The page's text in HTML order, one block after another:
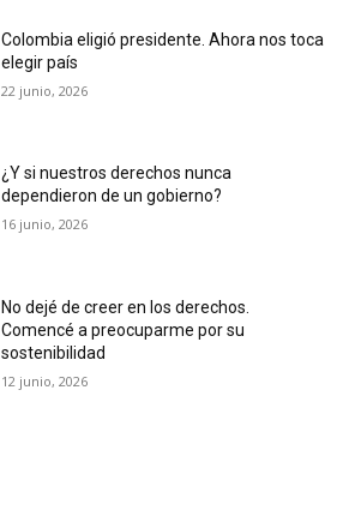
Colombia eligió presidente. Ahora nos toca
elegir país
22 junio, 2026
¿Y si nuestros derechos nunca
dependieron de un gobierno?
16 junio, 2026
No dejé de creer en los derechos.
Comencé a preocuparme por su
sostenibilidad
12 junio, 2026